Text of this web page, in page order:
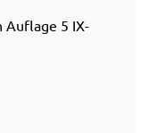
Auflage 5 IX-